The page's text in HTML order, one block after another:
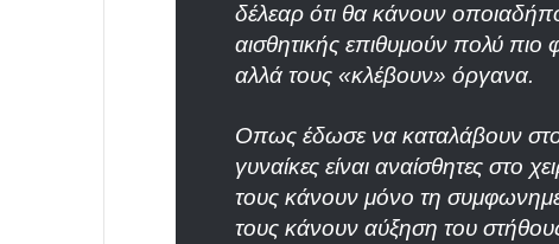
δέλεαρ ότι θα κάνουν
αισθητικής επιθυμούν πολύ
αλλά τους «κλέβουν» όργανα.
Οπως έδωσε να καταλάβουν
γυναίκες είναι αναίσθητες στο
τους κάνουν μόνο τη
τους κάνουν αύξηση του